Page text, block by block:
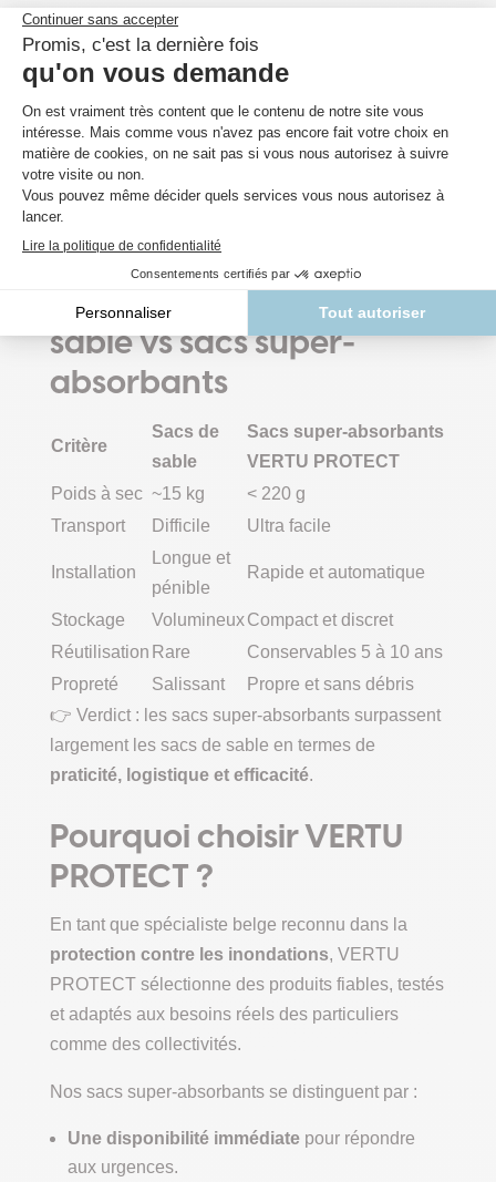
Les collectivités
stratégiques pour les interventions d’urgence.
Les pompiers et services de secours
intervention rapide lors des alertes de crues.
Ils peuvent être utilisés seuls ou en combinaison
avec des solutions permanentes comme les
batardeaux en aluminium de VERTU
PROTECT , pour une sécurité optimale.
Comparaison : sacs de
sable vs sacs super-
absorbants
Critère
Sacs de
sable
Sacs super-absorbants
VERTU PROTECT
Poids à sec ~15 kg
< 220 g
Transport
Difficile Ultra facile
Installation
Longue et
pénible
Rapide et automatique
Stockage VolumineuxCompact et discret
Réutilisation Rare
Conservables 5 à 10 ans
Propreté
Salissant
Propre et sans débris
👉 Verdict : les sacs super-absorbants surpassent
largement les sacs de sable en termes de
praticité, logistique et efficacité.
Pourquoi choisir VERTU
PROTECT ?
En tant que spécialiste belge reconnu dans la
protection contre les inondations, VERTU
PROTECT sélectionne des produits fiables, testés
et adaptés aux besoins réels des particuliers
comme des collectivités.
Nos sacs super-absorbants se distinguent par :
Une disponibilité immédiatepour répondre
aux urgences.